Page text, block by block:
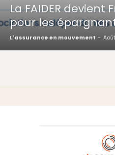
La FAIDER devient
pour les
L'assurance en mouvement -